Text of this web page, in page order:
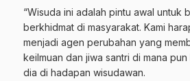
“Wisuda ini adalah pintu awal untuk
berkhidmat di masyarakat. Kami
menjadi agen perubahan yang
keilmuan dan jiwa santri di mana
dia di hadapan wisudawan.